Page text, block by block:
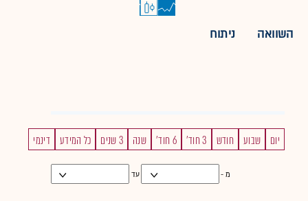
השוואה ניתוח
יום שבוע חודש 3 חוד' 6 חוד' שנה 3 שנים כל המידע דינמי
מ - עד